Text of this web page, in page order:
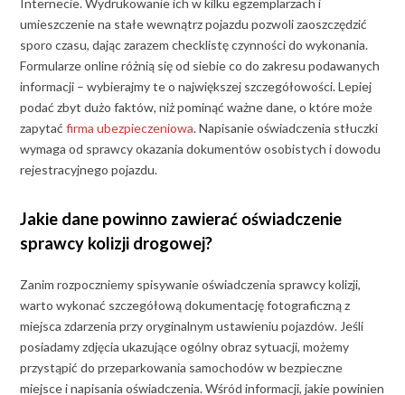
Internecie. Wydrukowanie ich w kilku egzemplarzach i
umieszczenie na stałe wewnątrz pojazdu pozwoli zaoszczędzić
sporo czasu, dając zarazem checklistę czynności do wykonania.
Formularze online różnią się od siebie co do zakresu podawanych
informacji – wybierajmy te o największej szczegółowości. Lepiej
podać zbyt dużo faktów, niż pominąć ważne dane, o które może
zapytaćfirma ubezpieczeniowa. Napisanie oświadczenia stłuczki
wymaga od sprawcy okazania dokumentów osobistych i dowodu
rejestracyjnego pojazdu.
Jakie dane powinno zawierać oświadczenie
sprawcy kolizji drogowej?
Zanim rozpoczniemy spisywanie oświadczenia sprawcy kolizji,
warto wykonać szczegółową dokumentację fotograficzną z
miejsca zdarzenia przy oryginalnym ustawieniu pojazdów. Jeśli
posiadamy zdjęcia ukazujące ogólny obraz sytuacji, możemy
przystąpić do przeparkowania samochodów w bezpieczne
miejsce i napisania oświadczenia. Wśród informacji, jakie powinien